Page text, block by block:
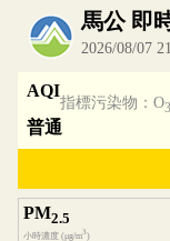
內嵌空氣品